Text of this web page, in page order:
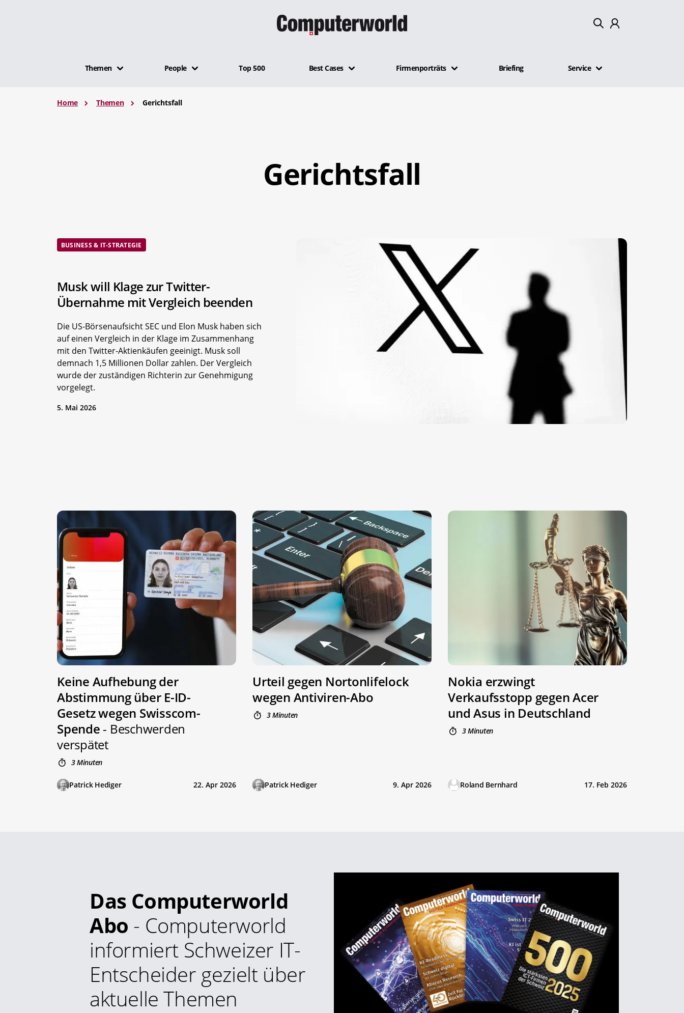
Themen People Top 500 Best Cases Firmenporträts Briefing Service
Home Themen Gerichtsfall
Gerichtsfall
BUSINESS & IT-STRATEGIE
Musk will Klage zur Twitter-
Übernahme mit Vergleich beenden
Die US-Börsenaufsicht SEC und Elon Musk haben sich
auf einen Vergleich in der Klage im Zusammenhang
mit den Twitter-Aktienkäufen geeinigt. Musk soll
demnach 1,5 Millionen Dollar zahlen. Der Vergleich
wurde der zuständigen Richterin zur Genehmigung
vorgelegt.
5. Mai 2026
Keine Aufhebung der
Abstimmung über E-ID-
Gesetz wegen Swisscom-
Spende - Beschwerden
verspätet
3 Minuten
Patrick Hediger 22. Apr 2026
Urteil gegen Nortonlifelock
wegen Antiviren-Abo
3 Minuten
Patrick Hediger 9. Apr 2026
Nokia erzwingt
Verkaufsstopp gegen Acer
und Asus in Deutschland
3 Minuten
Roland Bernhard 17. Feb 2026
Das Computerworld
Abo - Computerworld
informiert Schweizer IT-
Entscheider gezielt über
aktuelle Themen